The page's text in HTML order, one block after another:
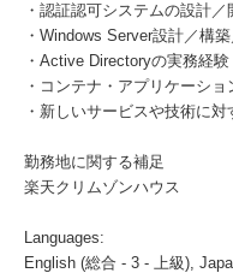
・認証認可システムの設計
・Windows Server設計／構
・Active Directoryの実務経験
・コンテナ・アプリケーシ
・新しいサービスや技術に
勤務地に関する補足
楽天クリムゾンハウス
Languages:
English (総合 - 3 - 上級),